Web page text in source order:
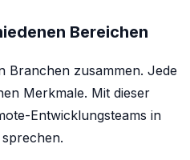
Bereichen
Branchen zusammen. Jede
Merkmale. Mit dieser
Entwicklungsteams in